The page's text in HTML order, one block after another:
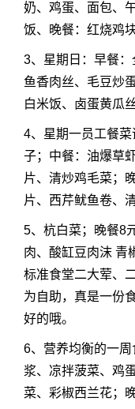
奶、鸡蛋、面包、
饭、晚餐：红烧鸡
3、星期日：早餐：
鱼香肉丝、毛豆炒
白米饭、卤蛋黄瓜丝
4、星期一员工餐
子；中餐：油爆草
片、清炒鸡毛菜；
片、西芹鱿鱼卷、
5、杭白菜；晚餐8
肉、酸缸豆肉沫 青
标准食堂二大荤、
为自助，真是一份
好的哦。
6、营养均衡的一
浆、凉拌菠菜、鸡
菜、彩椒西兰花；